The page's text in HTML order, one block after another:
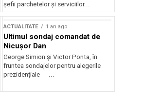
șefii parchetelor și serviciilor...
ACTUALITATE 1 an ago
Ultimul sondaj comandat de
Nicușor Dan
George Simion și Victor Ponta, în
fruntea sondajelor pentru alegerile
prezidențiale ...